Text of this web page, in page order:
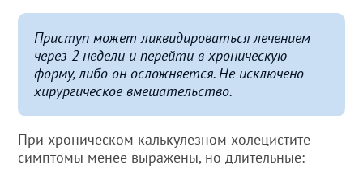
Приступ может ликвидироваться лечением
через 2 недели и перейти в хроническую
форму, либо он осложняется. Не исключено
хирургическое вмешательство.
При хроническом калькулезном холецистите
симптомы менее выражены, но длительные: